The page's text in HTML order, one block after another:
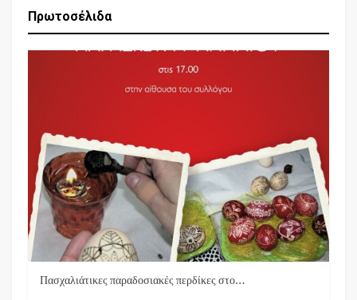
Πρωτοσέλιδα
Πασχαλιάτικες παραδοσιακές περδίκες στο…